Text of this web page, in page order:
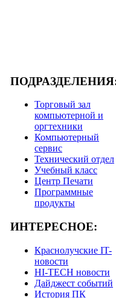
Торговый зал
компьютерной и
оргтехники
Компьютерный
сервис
Технический отдел
Учебный класс
Центр Печати
Программные
продукты
ИНТЕРЕСНОЕ:
Краснолучские IT-
новости
HI-TECH новости
Дайджест событий
История ПК